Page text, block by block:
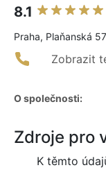
8.1
Praha, Plaňanská
Zobrazit
O společnosti:
Zdroje pro
K těmto